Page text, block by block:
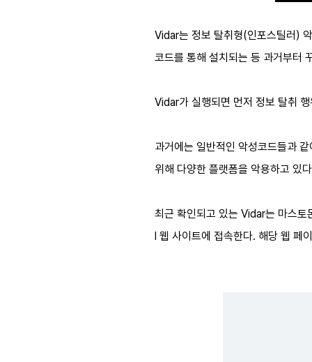
Vidar는 정보 탈취형(인포스틸러)
코드를 통해 설치되는 등 과거부터
Vidar가 실행되면 먼저 정보 탈취
과거에는 일반적인 악성코드들과
위해 다양한 플랫폼을 악용하고 있
최근 확인되고 있는 Vidar는 마스
l 웹 사이트에 접속한다. 해당 웹 페